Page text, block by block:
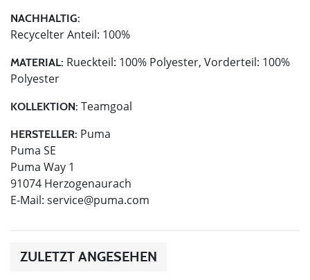
NACHHALTIG:
Recycelter Anteil: 100%
MATERIAL: Rueckteil: 100% Polyester, Vorderteil: 100%
Polyester
KOLLEKTION: Teamgoal
HERSTELLER: Puma
Puma SE
Puma Way 1
91074 Herzogenaurach
E-Mail: service@puma.com
ZULETZT ANGESEHEN